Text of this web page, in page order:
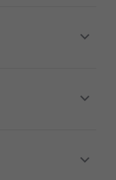
moms och